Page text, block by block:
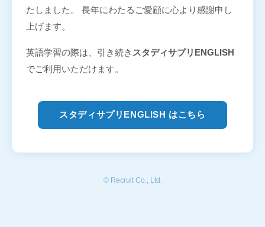
たしました。 長年にわたるご愛顧に心より感謝申し
上げます。
英語学習の際は、引き続き スタディサプリENGLISH
でご利用いただけます。
スタディサプリENGLISH はこちら
© Recruit Co., Ltd.